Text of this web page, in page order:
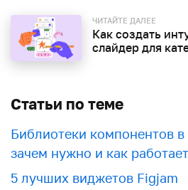
ЧИТАЙТЕ ДАЛЕЕ
Как создать
слайдер для
Статьи по теме
Библиотеки компонентов в
зачем нужно и как работает
5 лучших виджетов Figjam